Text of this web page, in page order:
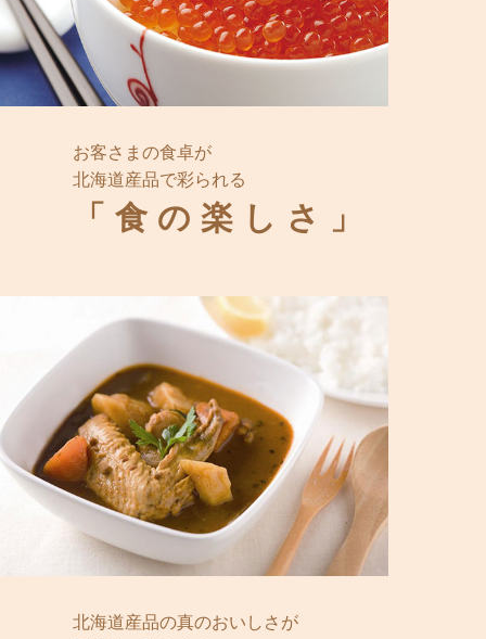
お客さまの食卓が
北海道産品で彩られる
「食の楽しさ」
北海道産品の真のおいしさが